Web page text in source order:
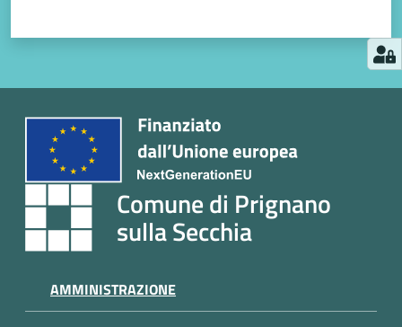
Comune di Prignano
sulla Secchia
AMMINISTRAZIONE